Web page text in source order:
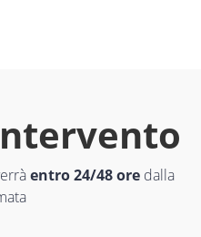
entro 24/48 ore dalla